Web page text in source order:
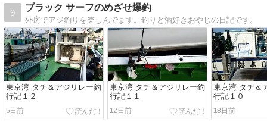
9
ブラック サーフのめざせ爆釣
外房でアジ釣りを楽しんでます。釣りと酒好きおやじの日記です。
東京湾 タチ＆アジリレー釣
行記１２
5日前
東京湾 タチ＆アジリレー釣
行記１１
12日前
東京湾 タチ＆
行記１０
18日前